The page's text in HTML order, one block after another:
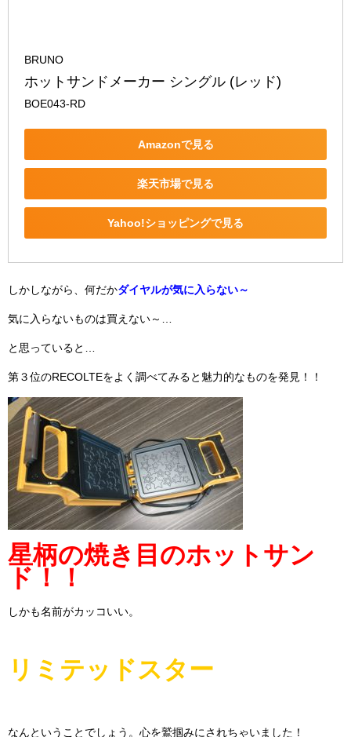
BRUNO
ホットサンドメーカー シングル (レッド)
BOE043-RD
Amazonで見る
楽天市場で見る
Yahoo!ショッピングで見る
しかしながら、何だかダイヤルが気に入らない～
気に入らないものは買えない～…
と思っていると…
第３位のRECOLTEをよく調べてみると魅力的なものを発見！！
星柄の焼き目のホットサン
ド！！
しかも名前がカッコいい。
リミテッドスター
なんということでしょう。心を鷲掴みにされちゃいました！